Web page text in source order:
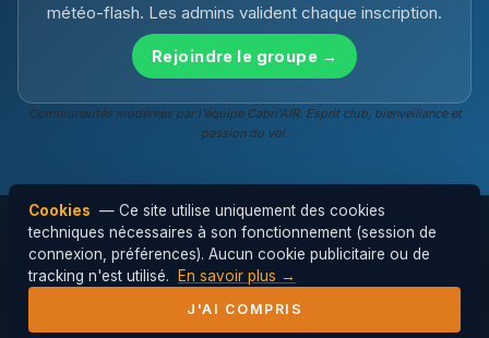
météo-flash. Les admins valident chaque inscription.
Rejoindre le groupe →
Communautés modérées par l'équipe Cabri'AIR. Esprit club, bienveillance et
passion du vol.
© 2026 Cabri'AIR — Club de parapente de
l'Hérault ·Mentions légales
Cookies — Ce site utilise uniquement des cookies
techniques nécessaires à son fonctionnement (session de
connexion, préférences). Aucun cookie publicitaire ou de
tracking n'est utilisé.
En savoir plus →
J'AI COMPRIS